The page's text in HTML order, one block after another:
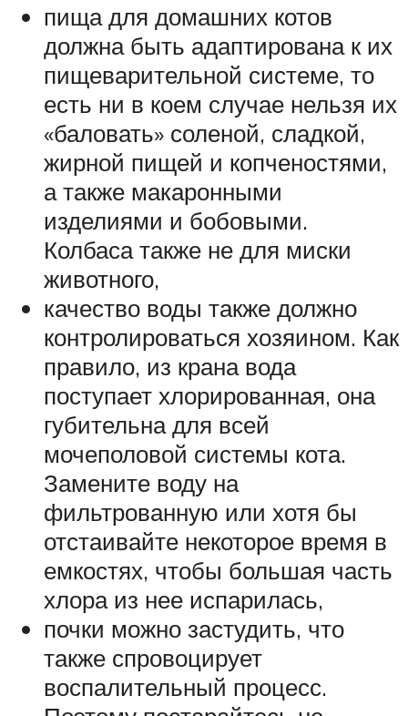
пища для домашних котов
должна быть адаптирована к их
пищеварительной системе, то
есть ни в коем случае нельзя их
«баловать» соленой, сладкой,
жирной пищей и копченостями,
а также макаронными
изделиями и бобовыми.
Колбаса также не для миски
животного,
качество воды также должно
контролироваться хозяином. Как
правило, из крана вода
поступает хлорированная, она
губительна для всей
мочеполовой системы кота.
Замените воду на
фильтрованную или хотя бы
отстаивайте некоторое время в
емкостях, чтобы большая часть
хлора из нее испарилась,
почки можно застудить, что
также спровоцирует
воспалительный процесс.